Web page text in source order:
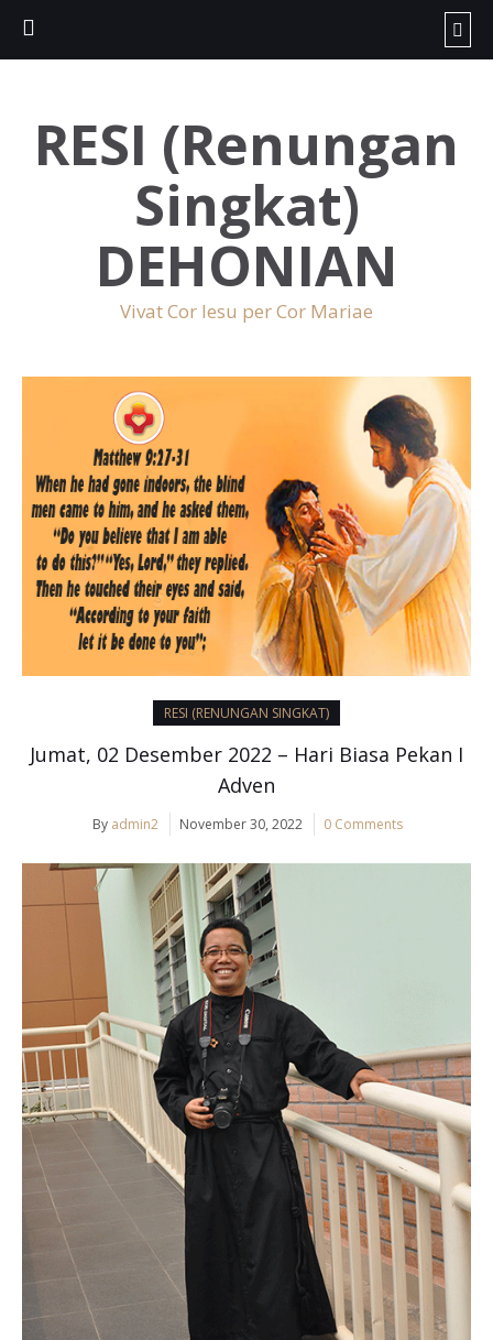
RESI (Renungan
Singkat)
DEHONIAN
Vivat Cor Iesu per Cor Mariae
RESI (RENUNGAN SINGKAT)
Jumat, 02 Desember 2022 – Hari Biasa Pekan I
Adven
By admin2 November 30, 2022 0 Comments